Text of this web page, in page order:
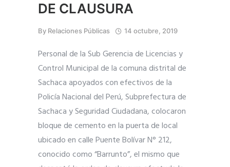
DE CLAUSURA
By Relaciones Públicas 14 octubre, 2019
Personal de la Sub Gerencia de Licencias y
Control Municipal de la comuna distrital de
Sachaca apoyados con efectivos de la
Policía Nacional del Perú, Subprefectura de
Sachaca y Seguridad Ciudadana, colocaron
bloque de cemento en la puerta de local
ubicado en calle Puente Bolívar N° 212,
conocido como “Barrunto”, el mismo que